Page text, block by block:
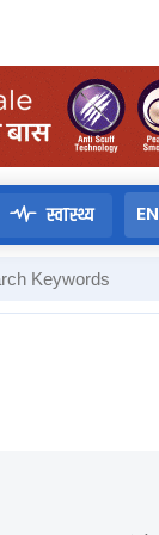
स्वास्थ्य EN